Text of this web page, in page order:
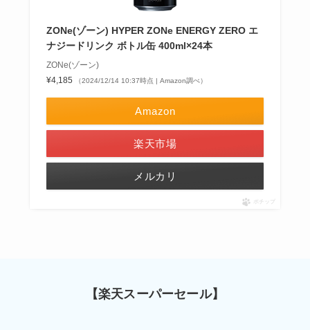
ZONe(ゾーン) HYPER ZONe ENERGY ZERO エ
ナジードリンク ボトル缶 400ml×24本
ZONe(ゾーン)
¥4,185
（2024/12/14 10:37時点 | Amazon調べ）
Amazon
楽天市場
メルカリ
ポチップ
【楽天スーパーセール】